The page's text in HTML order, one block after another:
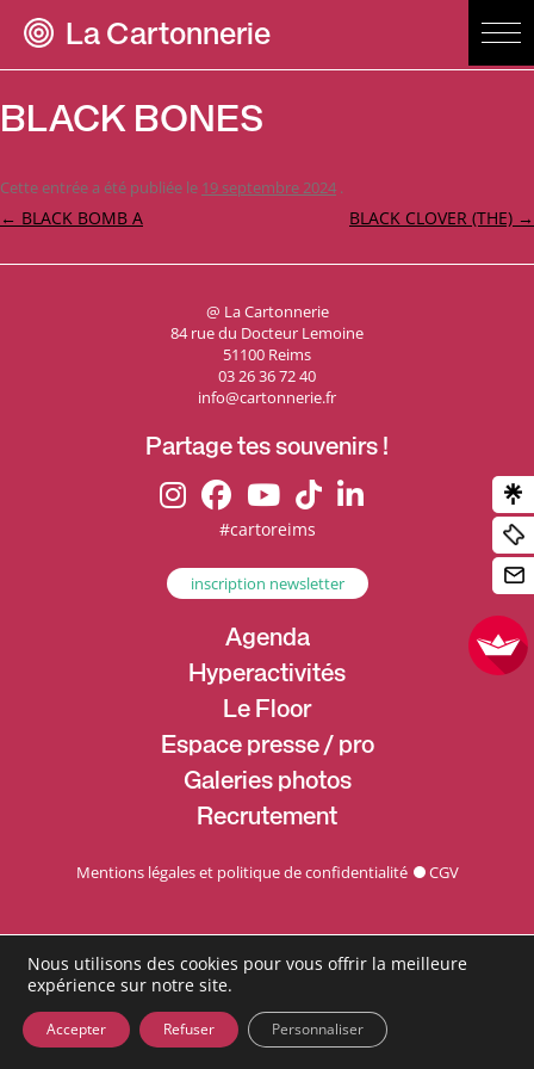
La Cartonnerie
BLACK BONES
Cette entrée a été publiée le 19 septembre 2024 .
Navigation
← BLACK BOMB A BLACK CLOVER (THE) →
@ La Cartonnerie
84 rue du Docteur Lemoine
51100 Reims
03 26 36 72 40
info@cartonnerie.fr
Partage tes souvenirs !
#cartoreims
inscription newsletter
Agenda
Hyperactivités
Le Floor
Espace presse / pro
Galeries photos
Recrutement
Mentions légales et politique de confidentialité CGV
Nous utilisons des cookies pour vous offrir la meilleure
expérience sur notre site.
Accepter Refuser Personnaliser